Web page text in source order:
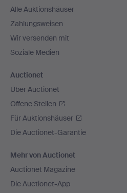
Alle Auktionshäuser
Zahlungsweisen
Wir versenden mit
Soziale Medien
Auctionet
Über Auctionet
Offene Stellen
Für Auktionshäuser
Die Auctionet-Garantie
Mehr von Auctionet
Auctionet Magazine
Die Auctionet-App